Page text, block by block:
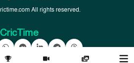
All rights reserved.